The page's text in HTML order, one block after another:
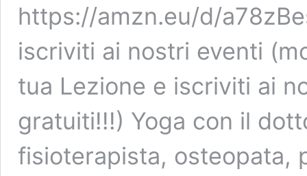
https://amzn.eu/d/
iscriviti ai nostri eventi
tua Lezione e iscriviti ai
gratuiti!!!) Yoga con il
fisioterapista, osteopata,